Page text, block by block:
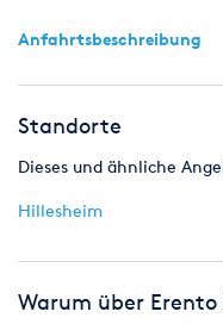
Anfahrtsbeschreibung
Standorte
Dieses und ähnliche
Hillesheim
Warum über Erento